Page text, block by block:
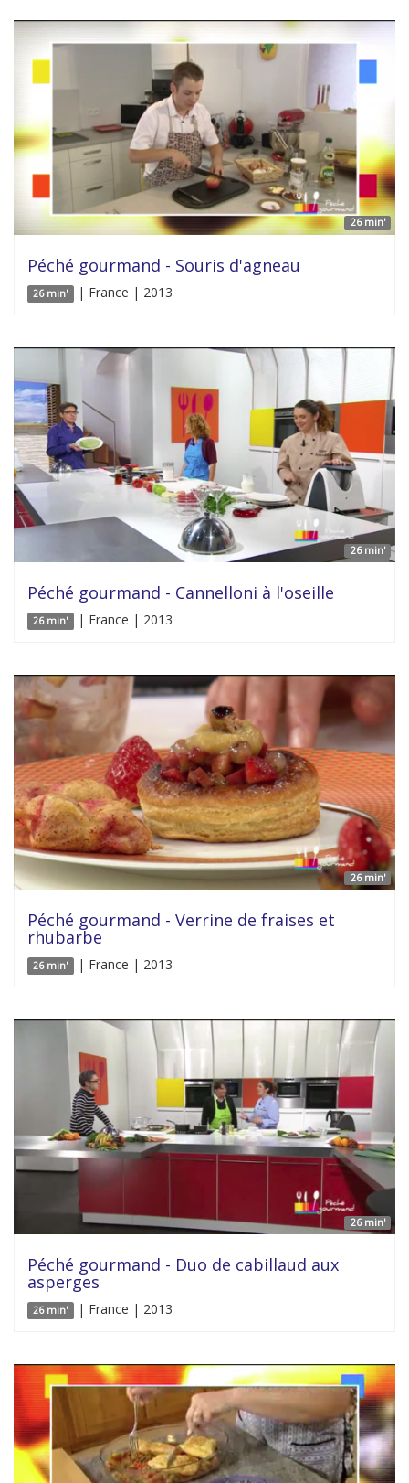
26 min'
Péché gourmand - Souris d'agneau
26 min' | France | 2013
26 min'
Péché gourmand - Cannelloni à l'oseille
26 min' | France | 2013
26 min'
Péché gourmand - Verrine de fraises et
rhubarbe
26 min' | France | 2013
26 min'
Péché gourmand - Duo de cabillaud aux
asperges
26 min' | France | 2013